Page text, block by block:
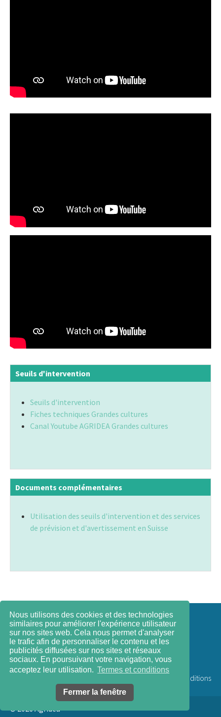
Nous utilisons des cookies et des technologies
similaires pour améliorer l'expérience utilisateur
sur nos sites web. Cela nous permet d'analyser
le trafic afin de personnaliser le contenu et les
publicités diffusées sur nos sites et réseaux
sociaux. En poursuivant votre navigation, vous
acceptez leur utilisation. Termes et conditions
Fermer la fenêtre
Seuils d'intervention
Seuils d'intervention
Fiches techniques Grandes cultures
Canal Youtube AGRIDEA Grandes cultures
Documents complémentaires
Utilisation des seuils d'intervention et des services
de prévision et d'avertissement en Suisse
Contact
Impressum
Termes et conditions
© 2026Agridea